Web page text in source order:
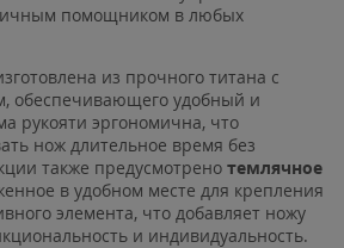
помощником в любых
из прочного титана с
обеспечивающего удобный и
рукояти эргономична, что
нож длительное время без
также предусмотрено темлячное
в удобном месте для крепления
элемента, что добавляет ножу
и индивидуальность.